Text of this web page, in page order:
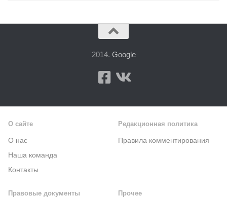
2014. Google
О сайте
О нас
Наша команда
Контакты
Редакционная политика
Правила комментирования
Правовые документы Прочее